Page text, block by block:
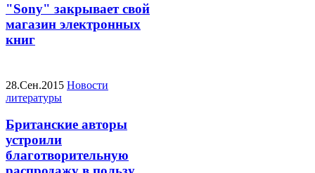
"Sony" закрывает свой
магазин электронных
книг
28.Сен.2015 Новости
литературы
Британские авторы
устроили
благотворительную